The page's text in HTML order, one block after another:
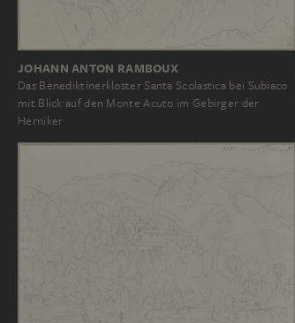
JOHANN ANTON RAMBOUX
Das Benediktinerkloster Santa Scolastica bei Subiaco
mit Blick auf den Monte Acuto im Gebirger der
Herniker